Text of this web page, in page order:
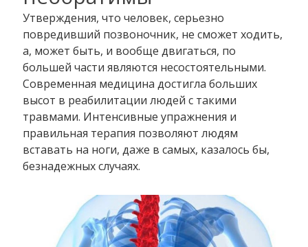
Утверждения, что человек, серьезно
повредивший позвоночник, не сможет ходить,
а, может быть, и вообще двигаться, по
большей части являются несостоятельными.
Современная медицина достигла больших
высот в реабилитации людей с такими
травмами. Интенсивные упражнения и
правильная терапия позволяют людям
вставать на ноги, даже в самых, казалось бы,
безнадежных случаях.